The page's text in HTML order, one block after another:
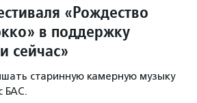
«Рождество
в поддержку
сейчас»
старинную камерную музыку
БАС.